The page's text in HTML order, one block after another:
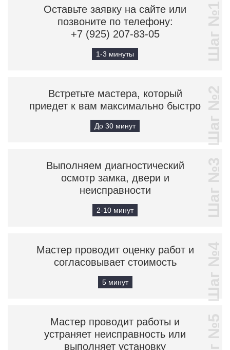
Оставьте заявку на сайте или
позвоните по телефону:
+7 (925) 207-83-05
1-3 минуты Шаг №1
Встретьте мастера, который
приедет к вам максимально быстро
До 30 минут Шаг №2
Выполняем диагностический
осмотр замка, двери и
неисправности
2-10 минут Шаг №3
Мастер проводит оценку работ и
согласовывает стоимость
5 минут Шаг №4
Мастер проводит работы и
устраняет неисправность или
выполняет установку